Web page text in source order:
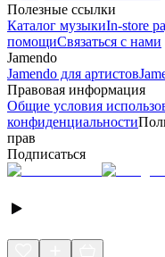
Полезные ссылки
Каталог музыкиIn-store
помощиСвязаться с нами
Jamendo
Jamendo для артистов
Правовая информация
Общие условия
конфиденциальности
прав
Подписаться